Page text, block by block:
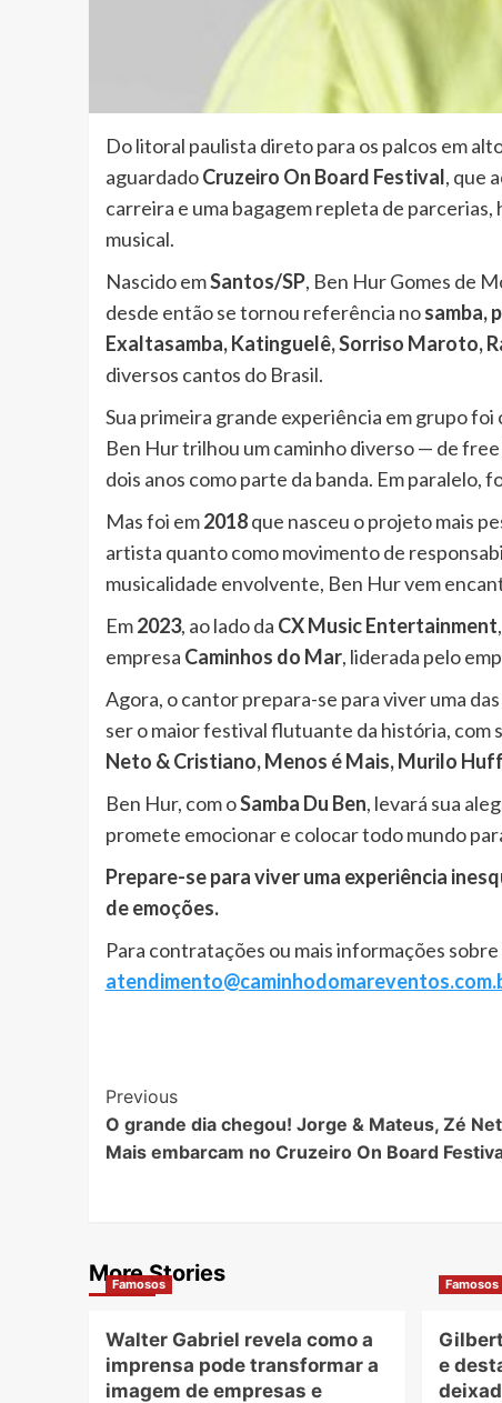
Do litoral paulista direto para os palcos em
aguardadoCruzeiro On Board Festival, que
carreira e uma bagagem repleta de
musical.
Nascido emSantos/SP, Ben Hur Gomes de
desde então se tornou referência nosamba,
Exaltasamba, Katinguelê, Sorriso Maroto,
diversos cantos do Brasil.
Sua primeira grande experiência em grupo foi
Ben Hur trilhou um caminho diverso — de
dois anos como parte da banda. Em paralelo,
Mas foi em2018que nasceu o projeto mais
artista quanto como movimento de
musicalidade envolvente, Ben Hur vem
Em2023, ao lado da CX Music Entertainment
empresa Caminhos do Mar, liderada pelo
Agora, o cantor prepara-se para viver uma
ser o maior festival flutuante da história, com
Neto & Cristiano, Menos é Mais, Murilo Huff
Ben Hur, com oSamba Du Ben, levará sua
promete emocionar e colocar todo mundo
Prepare-se para viver uma experiência
de emoções.
Para contratações ou mais informações
Post
Navigation
Previous
O grande dia chegou! Jorge & Mateus, Zé
Mais embarcam no Cruzeiro On Board
More Stories
Famosos
Walter Gabriel revela como a
imprensa pode transformar a
imagem de empresas e
Famosos
e